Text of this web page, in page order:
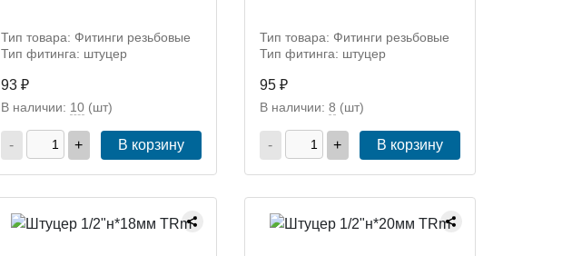
Тип товара: Фитинги резьбовые
Тип фитинга: штуцер
93 ₽
В наличии: 10(шт)
- + В корзину
Тип товара: Фитинги резьбовые
Тип фитинга: штуцер
95 ₽
В наличии: 8 (шт)
- + В корзину